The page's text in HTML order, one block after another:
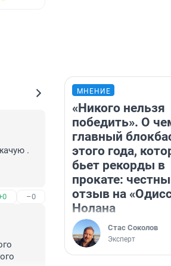
.
,
,
–0
МНЕНИЕ
«Никого нельзя
победить». О
главный
этого года,
бьет рекорды в
прокате:
отзыв на
Нолана
Стас Соколов
Эксперт